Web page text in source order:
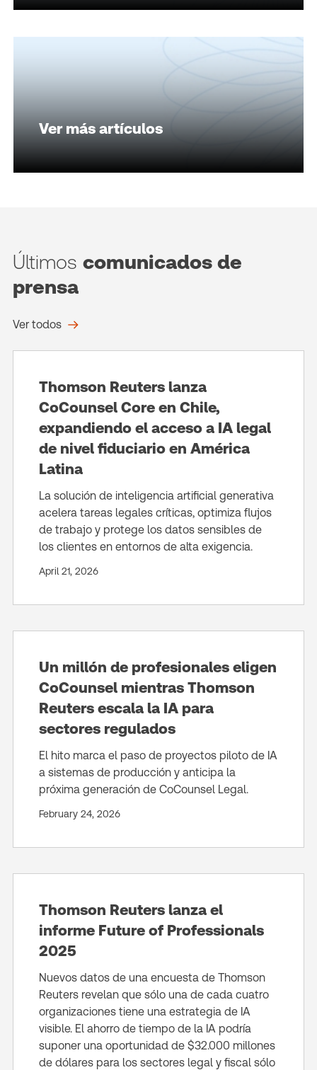
Ver más artículos
Últimos comunicados de
prensa
Ver todos
Thomson Reuters lanza
CoCounsel Core en Chile,
expandiendo el acceso a IA legal
de nivel fiduciario en América
Latina
La solución de inteligencia artificial generativa
acelera tareas legales críticas, optimiza flujos
de trabajo y protege los datos sensibles de
los clientes en entornos de alta exigencia.
April 21, 2026
Un millón de profesionales eligen
CoCounsel mientras Thomson
Reuters escala la IA para
sectores regulados
El hito marca el paso de proyectos piloto de IA
a sistemas de producción y anticipa la
próxima generación de CoCounsel Legal.
February 24, 2026
Thomson Reuters lanza el
informe Future of Professionals
2025
Nuevos datos de una encuesta de Thomson
Reuters revelan que sólo una de cada cuatro
organizaciones tiene una estrategia de IA
visible. El ahorro de tiempo de la IA podría
suponer una oportunidad de $32.000 millones
de dólares para los sectores legal y fiscal sólo